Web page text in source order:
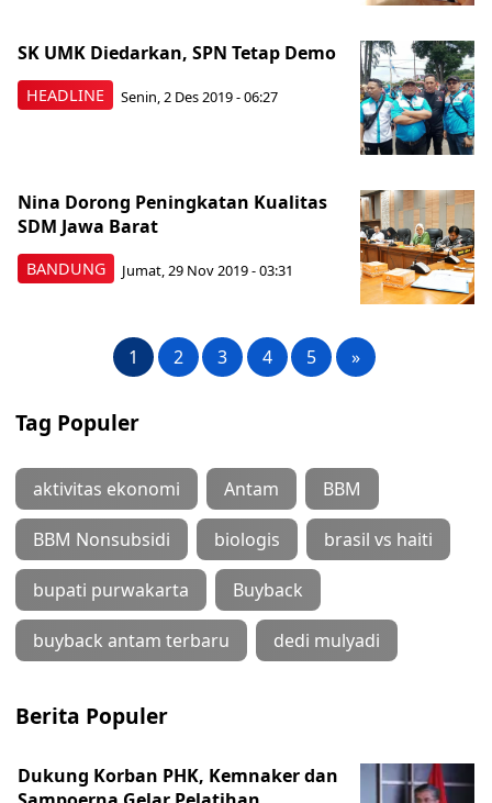
HEADLINE
SK UMK Diedarkan, SPN Tetap Demo
Senin, 2 Des 2019 - 06:27
BANDUNG
Nina Dorong Peningkatan Kualitas
SDM Jawa Barat
Jumat, 29 Nov 2019 - 03:31
1 2 3 4 5 »
Tag Populer
aktivitas ekonomi Antam BBM
BBM Nonsubsidi biologis brasil vs haiti
bupati purwakarta Buyback
buyback antam terbaru dedi mulyadi
Berita Populer
Dukung Korban PHK, Kemnaker dan